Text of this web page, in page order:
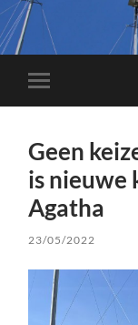
Toggle
mobiel
Geen
is nieuwe
Agatha
23/05/2022